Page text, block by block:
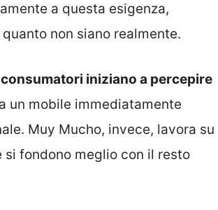
a questa esigenza,
non siano realmente.
iniziano a percepire
un mobile immediatamente
Muy Mucho, invece, lavora su
fondono meglio con il resto